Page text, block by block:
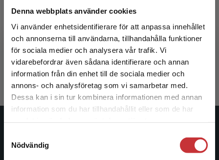
Denna webbplats använder cookies
Vi använder enhetsidentifierare för att anpassa innehållet
och annonserna till användarna, tillhandahålla funktioner
för sociala medier och analysera vår trafik. Vi
vidarebefordrar även sådana identifierare och annan
information från din enhet till de sociala medier och
annons- och analysföretag som vi samarbetar med.
Dessa kan i sin tur kombinera informationen med annan
information som du har tillhandahållit eller som de har
Nödvändig
Begränsad fraktregion
Det verkar som att du besöker
studentlitteratur.se via en enhet utanför Sverige.
Vi erbjuder inte leveranser utanför Sverige. För
att kunna slutföra ett köp måste
Om krig och fred
Aggestam, K - Höglund, K (red.)
398 krinkl. moms
Exkl. moms: 375 kr
Studentlitteratur grundades 1963 och är idag Sveriges